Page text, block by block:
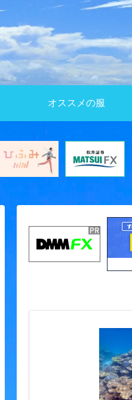
オススメの服